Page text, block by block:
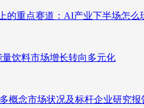
的重点赛道：AI产业下半场怎么
饮料市场增长转向多元化
概念市场状况及标杆企业研究报